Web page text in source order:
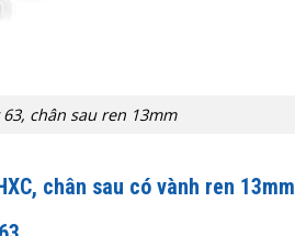
chân sau ren 13mm
, chân sau có vành ren 13mm